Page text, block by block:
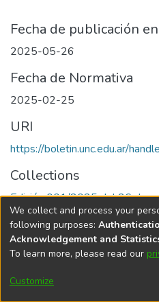
Fecha de publicación
2025-05-26
Fecha de Normativa
2025-02-25
URI
https://boletin.unc.edu.ar/
Collections
Edición 001/2025 del 26 de
Universidad
We collect and process your
following purposes:
Acknowledgement and
To learn more, please read our
Customize